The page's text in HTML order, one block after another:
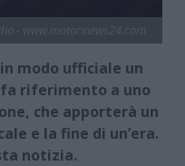
modo ufficiale un
riferimento a uno
che apporterà un
e la fine di un’era.
notizia.